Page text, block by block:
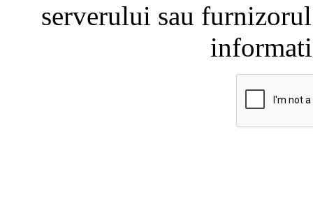
serverului sau